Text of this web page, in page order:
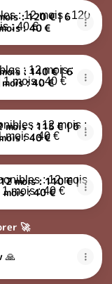
€ | 6 mois : 80 € |
: 120 € | 6
: 40 €
140 € | 6 mois : 100
: 140 € | 6
: 40 €
: 115 € | 6 mois : 80
mois : 115 € | 6
: 40 €
: 110 € | 6 mois :
mois : 110 € |
mois : 40 €
🚀
🙏